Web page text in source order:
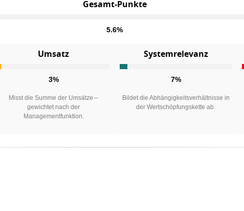
Gesamt-Punkte
5.6%
Umsatz
3%
Misst die Summe der Umsätze –
gewichtet nach der
Managementfunktion.
Systemrelevanz
7%
Bildet die Abhängigkeitsverhältnisse in
der Wertschöpfungskette ab.